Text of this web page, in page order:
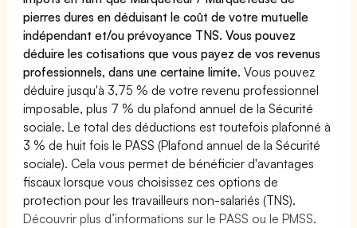
pierres dures en déduisant le coût de votre mutuelle
indépendant et/ou prévoyance TNS. Vous pouvez
déduire les cotisations que vous payez de vos revenus
professionnels, dans une certaine limite.Vous pouvez
déduire jusqu'à 3,75 % de votre revenu professionnel
imposable, plus 7 % du plafond annuel de la Sécurité
sociale. Le total des déductions est toutefois plafonné à
3 % de huit fois le PASS (Plafond annuel de la Sécurité
sociale). Cela vous permet de bénéficier d'avantages
fiscaux lorsque vous choisissez ces options de
protection pour les travailleurs non-salariés (TNS).
Découvrir plus d’informations sur le PASS ou le PMSS.